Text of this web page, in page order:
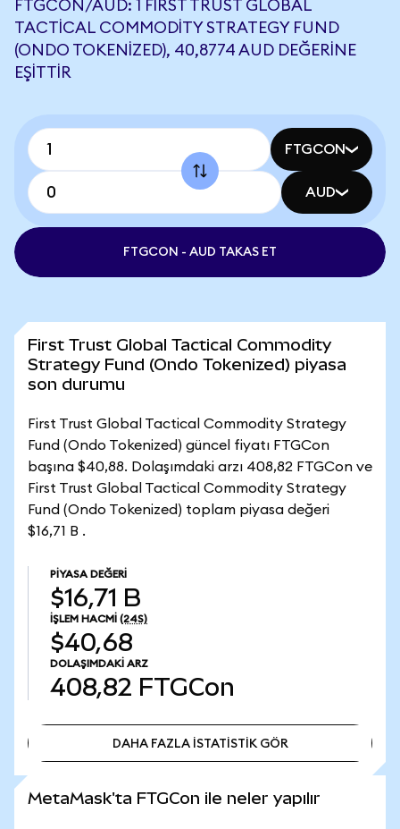
FTGCON/AUD: 1 FIRST TRUST GLOBAL
TACTICAL COMMODITY STRATEGY FUND
(ONDO TOKENIZED), 40,8774 AUD DEĞERINE
EŞITTIR
FTGCON
AUD
FTGCON - AUD TAKAS ET
First Trust Global Tactical Commodity
Strategy Fund (Ondo Tokenized) piyasa
son durumu
First Trust Global Tactical Commodity Strategy
Fund (Ondo Tokenized) güncel fiyatı FTGCon
başına $40,88. Dolaşımdaki arzı 408,82 FTGCon ve
First Trust Global Tactical Commodity Strategy
Fund (Ondo Tokenized) toplam piyasa değeri
$16,71 B .
PIYASA DEĞERI
$16,71 B
İŞLEM HACMI (24S)
$40,68
DOLAŞIMDAKI ARZ
408,82 FTGCon
DAHA FAZLA İSTATİSTİK GÖR
MetaMask'ta FTGCon ile neler yapılır